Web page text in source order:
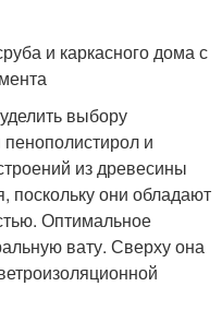
и каркасного дома с
выбору
и
из древесины
поскольку они обладают
Оптимальное
вату. Сверху она